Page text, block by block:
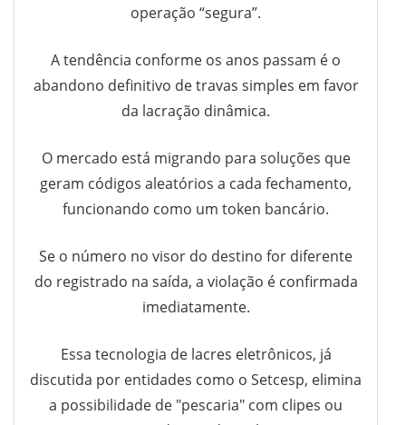
operação “segura”.
A tendência conforme os anos passam é o
abandono definitivo de travas simples em favor
da lacração dinâmica.
O mercado está migrando para soluções que
geram códigos aleatórios a cada fechamento,
funcionando como um token bancário.
Se o número no visor do destino for diferente
do registrado na saída, a violação é confirmada
imediatamente.
Essa tecnologia de lacres eletrônicos, já
discutida por entidades como o Setcesp, elimina
a possibilidade de "pescaria" com clipes ou